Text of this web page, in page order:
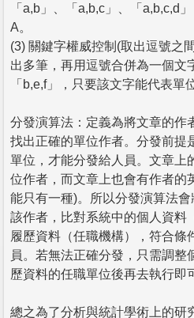
「a,b」、「a,b,c」、「a,b,c,d
A。
(3) 關鍵字權威控制(取出逗號之
出多筆，再用逗號合併為一個文
「b,e,f」，只要該文字能代表單
分發演算法：定義為將文章的作
找出正確的單位作者。分發前提
單位，才能分發給人員。文章上
位作者，而文章上也會有作者的
能只有一種)。所以分發演算法
該作者，比對系統中的個人資料
履歷資料（任職機構），符合條
員。若無法正確分發，只需調整
歷資料的任職單位後再去執行即
總之為了分析與統計學術上的研